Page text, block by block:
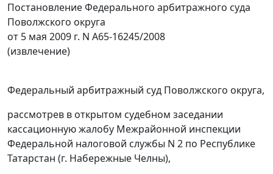
Постановление Федерального арбитражного суда
Поволжского округа
от 5 мая 2009 г. N А65-16245/2008
(извлечение)
Федеральный арбитражный суд Поволжского округа,
рассмотрев в открытом судебном заседании
кассационную жалобу Межрайонной инспекции
Федеральной налоговой службы N 2 по Республике
Татарстан (г. Набережные Челны),